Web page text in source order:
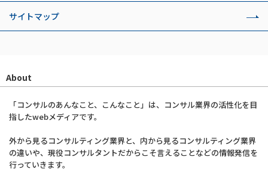
サイトマップ
About
「コンサルのあんなこと、こんなこと」は、コンサル業界の活性化を目
指したwebメディアです。
外から見るコンサルティング業界と、内から見るコンサルティング業界
の違いや、現役コンサルタントだからこそ言えることなどの情報発信を
行っていきます。